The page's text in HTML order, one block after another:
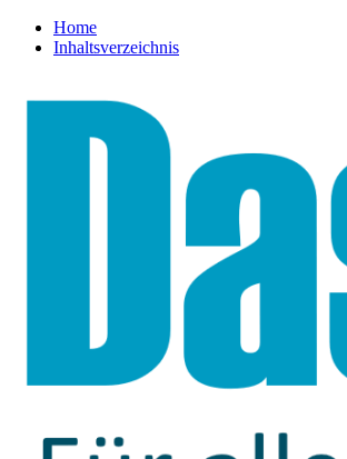
Home
Inhaltsverzeichnis